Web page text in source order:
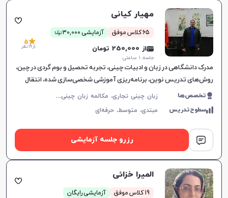
مهیار کیانی
65 کلاس موفق آزمایشی 30,000 توما
ن
از 250,000 تومان
جلسه ۱ ساعتی
5
از 19 نظر
مدرک دانشگاهی در زبان و ادبیات چینی، تجربه تحصیل و بوم گردی در چین،
روش‌های تدریس نوین، برنامه‌ریزی آموزشی شخصی‌سازی شده، انتقال
مفاهیم به شیوه ساده و مؤثر.
تخصص‌ها ز
بان چینی تجاری، مکالمه زبان چینی، زبان چینی عمومی، زبان چینی کودکان
سطوح‌تدریس مبتدی، متوسط،حرفه‌ای
رزرو جلسه آزمایشی
المیرا خزائی
19 کلاس موفق آزمایشی رایگان